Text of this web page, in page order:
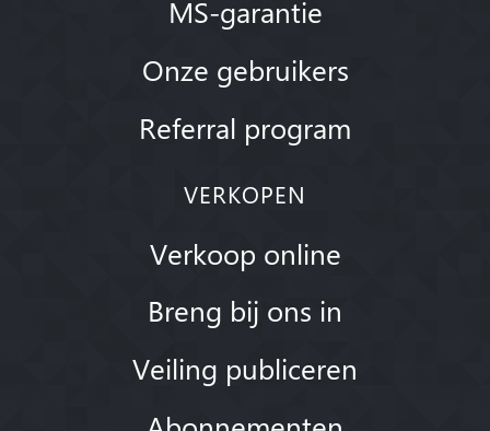
MS-garantie
Onze gebruikers
Referral program
VERKOPEN
Verkoop online
Breng bij ons in
Veiling publiceren